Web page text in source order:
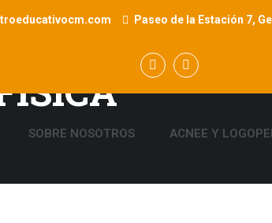
Paseo de la Estación 7,
SOBRE NOSOTROS ACNEE Y